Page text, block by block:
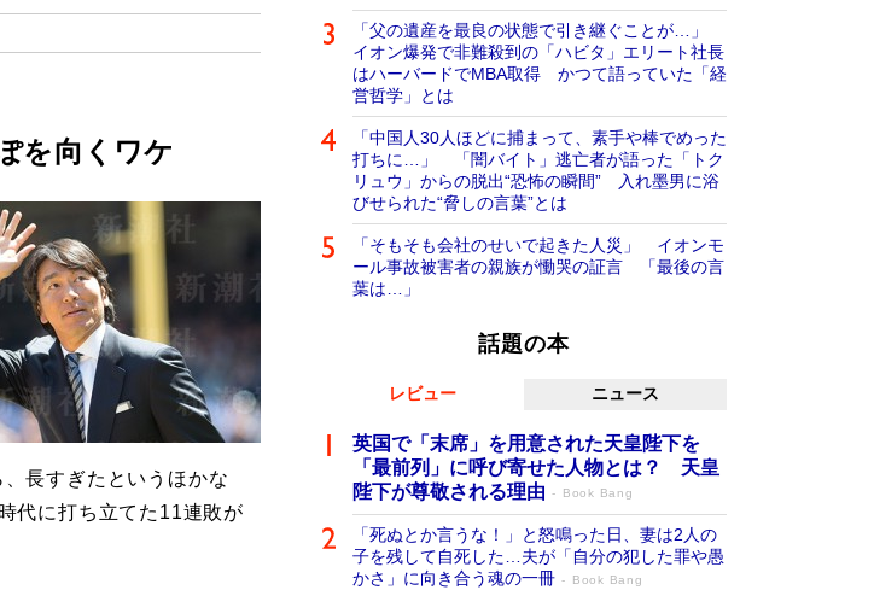
を向くワケ
長すぎたというほかな
代に打ち立てた11連敗が
「父の遺産を最良の状態で引き継ぐことが…」
イオン爆発で非難殺到の「ハビタ」エリート社長
はハーバードでMBA取得 かつて語っていた「経
営哲学」とは
「中国人30人ほどに捕まって、素手や棒でめった
打ちに…」 「闇バイト」逃亡者が語った「トク
リュウ」からの脱出“恐怖の瞬間” 入れ墨男に浴
びせられた“脅しの言葉”とは
「そもそも会社のせいで起きた人災」 イオンモ
ール事故被害者の親族が慟哭の証言 「最後の言
葉は…」
話題の本
レビュー ニュース
英国で「末席」を用意された天皇陛下を
「最前列」に呼び寄せた人物とは？ 天皇
陛下が尊敬される理由
Book Bang
「死ぬとか言うな！」と怒鳴った日、妻は2人の
子を残して自死した…夫が「自分の犯した罪や愚
かさ」に向き合う魂の一冊
Book Bang